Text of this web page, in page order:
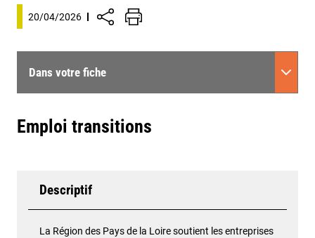
20/04/2026
Dans votre fiche
Emploi transitions
Descriptif
La Région des Pays de la Loire soutient les entreprises